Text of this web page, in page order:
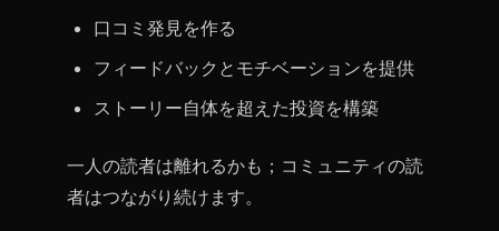
口コミ発見を作る
フィードバックとモチベーションを提供
ストーリー自体を超えた投資を構築
一人の読者は離れるかも；コミュニティの読
者はつながり続けます。